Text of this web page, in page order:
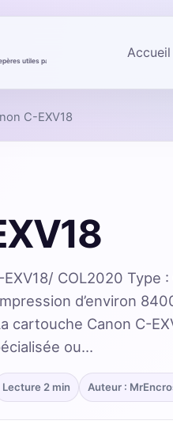
Accueil
C-EXV18
COL2020 Type
d’environ
cartouche Canon C-
ou…
Lecture 2 min Auteur :